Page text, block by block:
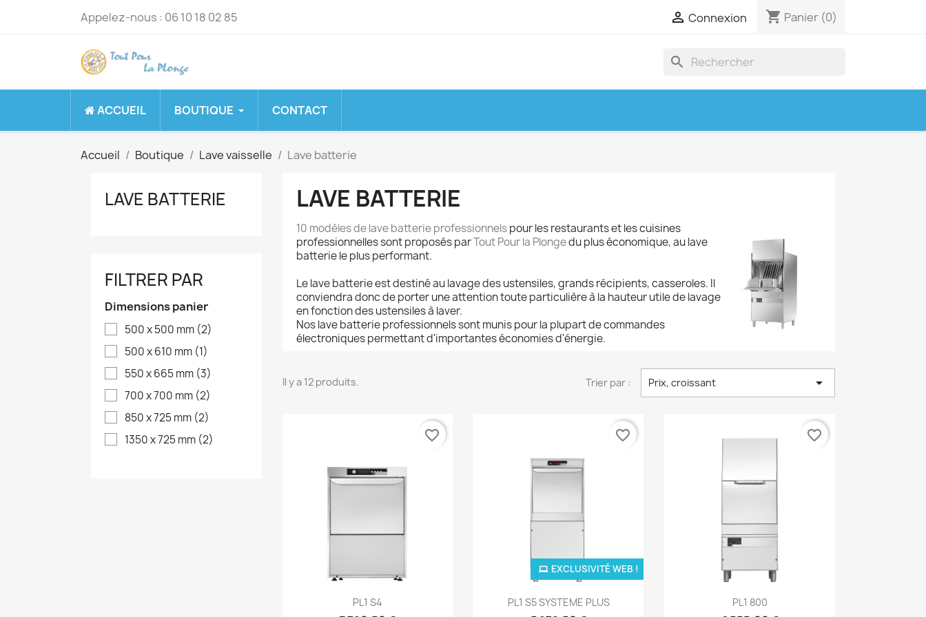
Appelez-nous : 06 10 18 02 85  Connexion shopping_cart Panier (0)
search
ACCUEIL BOUTIQUE CONTACT
Accueil Boutique Lave vaisselle Lave batterie
LAVE BATTERIE
FILTRER PAR
Dimensions panier
500 x 500 mm (2)
500 x 610 mm (1)
550 x 665 mm (3)
700 x 700 mm (2)
850 x 725 mm (2)
1350 x 725 mm (2)
LAVE BATTERIE
10 modèles de lavebatterie professionnelspour les restaurants et les cuisines
professionnelles sont proposésparTout Pour la Plongedu plus économique, au lave
batterie le plus performant.
Le lave batterie est destiné au lavage des ustensiles, grands récipients, casseroles. Il
conviendra donc de porter une attention toute particulière à la hauteur utile de lavage
en fonction des ustensiles à laver.
Nos lave batterie professionnels sont munis pour la plupart de commandes
électroniques permettant d'importantes économies d'énergie.
Il y a 12 produits. Trier par : Prix, croissant 
Aperçu rapide
PL1 S4
favorite_border
Aperçu rapide
PL1 S5 SYSTEME PLUS
EXCLUSIVITÉ WEB !
favorite_border
Aperçu rapide
PL1 800
favorite_border